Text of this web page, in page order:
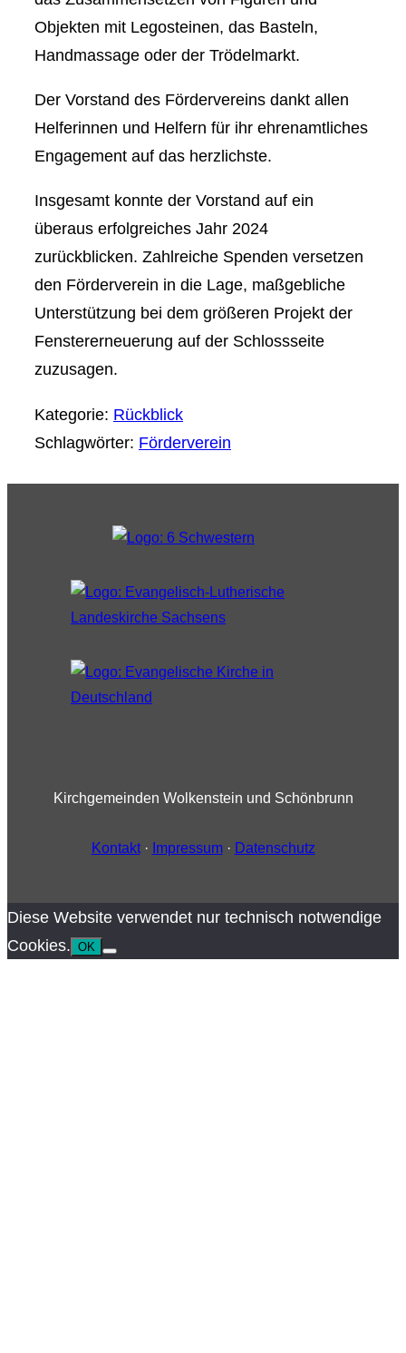
Objekten mit Legosteinen, das Basteln,
Handmassage oder der Trödelmarkt.
Der Vorstand des Fördervereins dankt allen
Helferinnen und Helfern für ihr ehrenamtliches
Engagement auf das herzlichste.
Insgesamt konnte der Vorstand auf ein
überaus erfolgreiches Jahr 2024
zurückblicken. Zahlreiche Spenden versetzen
den Förderverein in die Lage, maßgebliche
Unterstützung bei dem größeren Projekt der
Fenstererneuerung auf der Schlossseite
zuzusagen.
Kategorie: Rückblick
Schlagwörter: Förderverein
Kirchgemeinden Wolkenstein und Schönbrunn
Kontakt· Impressum· Datenschutz
Diese Website verwendet nur technisch notwendige
Cookies. OK